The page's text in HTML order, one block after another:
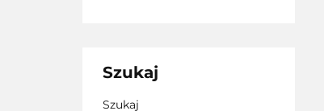
Szukaj
Szukaj